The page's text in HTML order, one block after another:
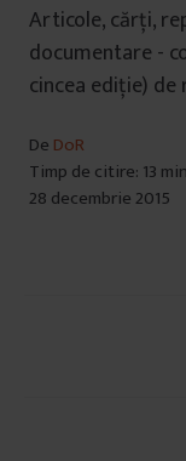
Articole, cărți,
documentare -
cincea ediție)
De DoR
Timp de citire: 13
28 decembrie 2015